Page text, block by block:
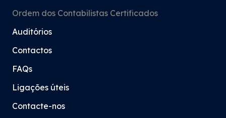
Ordem dos Contabilistas Certificados
Auditórios
Contactos
FAQs
Ligações úteis
Contacte-nos